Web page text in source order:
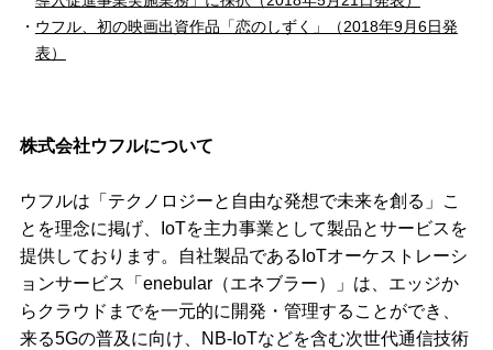
ウフル、初の映画出資作品「恋のしずく」（2018年9月6日発
表）
株式会社ウフルについて
ウフルは「テクノロジーと自由な発想で未来を創る」こ
とを理念に掲げ、IoTを主力事業として製品とサービスを
提供しております。自社製品であるIoTオーケストレーシ
ョンサービス「enebular（エネブラー）」は、エッジか
らクラウドまでを一元的に開発・管理することができ、
来る5Gの普及に向け、NB-IoTなどを含む次世代通信技術